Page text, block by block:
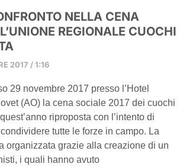
NELLA CENA
REGIONALE CUOCHI
2017 1:16
29 novembre 2017 presso l’Hotel
(AO) la cena sociale 2017 dei cuochi
riproposta con l’intento di
tutte le forze in campo. La
organizzata grazie alla creazione di un
i quali hanno avuto